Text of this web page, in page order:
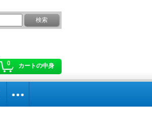
0 カートの中身